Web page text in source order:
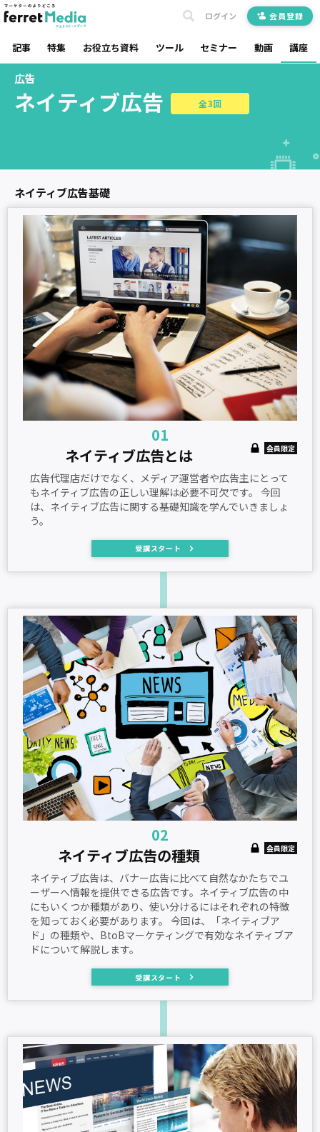
記事 特集 お役立ち資料 ツール セミナー 動画 講座
ログイン 会員登録
広告
ネイティブ広告 全3回
ネイティブ広告基礎
01
会員限定
ネイティブ広告とは
広告代理店だけでなく、メディア運営者や広告主にとって
もネイティブ広告の正しい理解は必要不可欠です。 今回
は、ネイティブ広告に関する基礎知識を学んでいきましょ
う。
受講スタート
02
会員限定
ネイティブ広告の種類
ネイティブ広告は、バナー広告に比べて自然なかたちでユ
ーザーへ情報を提供できる広告です。ネイティブ広告の中
にもいくつか種類があり、使い分けるにはそれぞれの特徴
を知っておく必要があります。 今回は、「ネイティブア
ド」の種類や、BtoBマーケティングで有効なネイティブア
ドについて解説します。
受講スタート